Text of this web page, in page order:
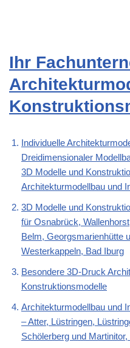
Ihr
Individuelle
Dreidimensionaler
3D Modelle und
Architekturmodellbau und
3D Modelle und
für Osnabrück,
Belm, Georgsmarienhütte
Westerkappeln, Bad Iburg
Besondere 3D-Druck
Konstruktionsmodelle
Architekturmodellbau und
– Atter, Lüstringen,
Schölerberg und